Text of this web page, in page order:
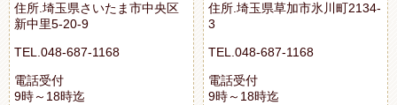
住所.埼玉県さいたま市中央区
新中里5-20-9
TEL.048-687-1168
電話受付
9時～18時迄
住所.埼玉県草加市氷川町2134-
3
TEL.048-687-1168
電話受付
9時～18時迄